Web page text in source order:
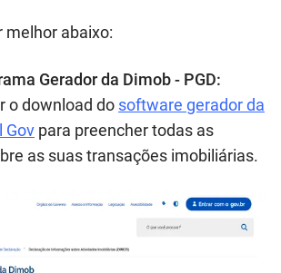
melhor abaixo:
Gerador da Dimob - PGD:
o download do software gerador da
Gov para preencher todas as
as suas transações imobiliárias.